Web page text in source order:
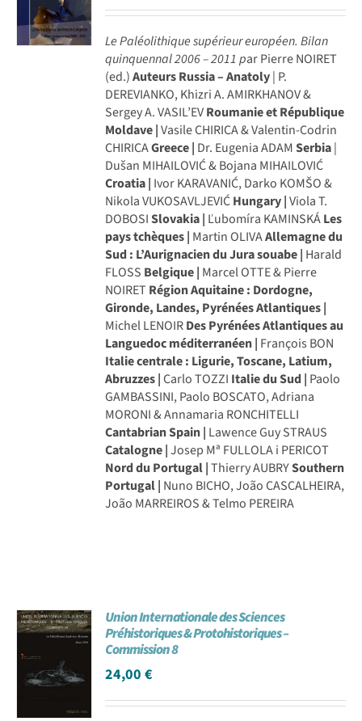
Le Paléolithique supérieur européen. Bilan
quinquennal 2006 – 2011 par Pierre NOIRET
(ed.)AuteursRussia – Anatoly| P.
DEREVIANKO, Khizri A. AMIRKHANOV &
Sergey A. VASIL’EVRoumanie et République
Moldave |Vasile CHIRICA & Valentin-Codrin
CHIRICAGreece | Dr. Eugenia ADAMSerbia|
Dušan MIHAILOVIĆ & Bojana MIHAILOVIĆ
Croatia | Ivor KARAVANIĆ, Darko KOMŠO &
Nikola VUKOSAVLJEVIĆHungary |Viola T.
DOBOSISlovakia | Ľubomíra KAMINSKÁLes
pays tchèques | Martin OLIVAAllemagne du
Sud : L’Aurignacien du Jura souabe | Harald
FLOSS Belgique | Marcel OTTE & Pierre
NOIRET Région Aquitaine : Dordogne,
Gironde, Landes, Pyrénées Atlantiques |
Michel LENOIRDes Pyrénées Atlantiques au
Languedoc méditerranéen | François BON
Italie centrale : Ligurie, Toscane, Latium,
Abruzzes |Carlo TOZZI Italie du Sud | Paolo
GAMBASSINI, Paolo BOSCATO, Adriana
MORONI & Annamaria RONCHITELLI
Cantabrian Spain | Lawence Guy STRAUS
Catalogne |Josep Mª FULLOLA i PERICOT
Nord du Portugal |Thierry AUBRYSouthern
Portugal | Nuno BICHO, João CASCALHEIRA,
João MARREIROS & Telmo PEREIRA
Union Internationale des Sciences
Préhistoriques & Protohistoriques –
Commission 8
24,00€